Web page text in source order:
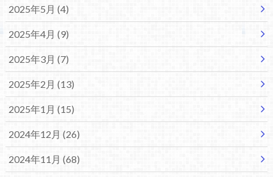
2025年5月 (4)
2025年4月 (9)
2025年3月 (7)
2025年2月 (13)
2025年1月 (15)
2024年12月 (26)
2024年11月 (68)